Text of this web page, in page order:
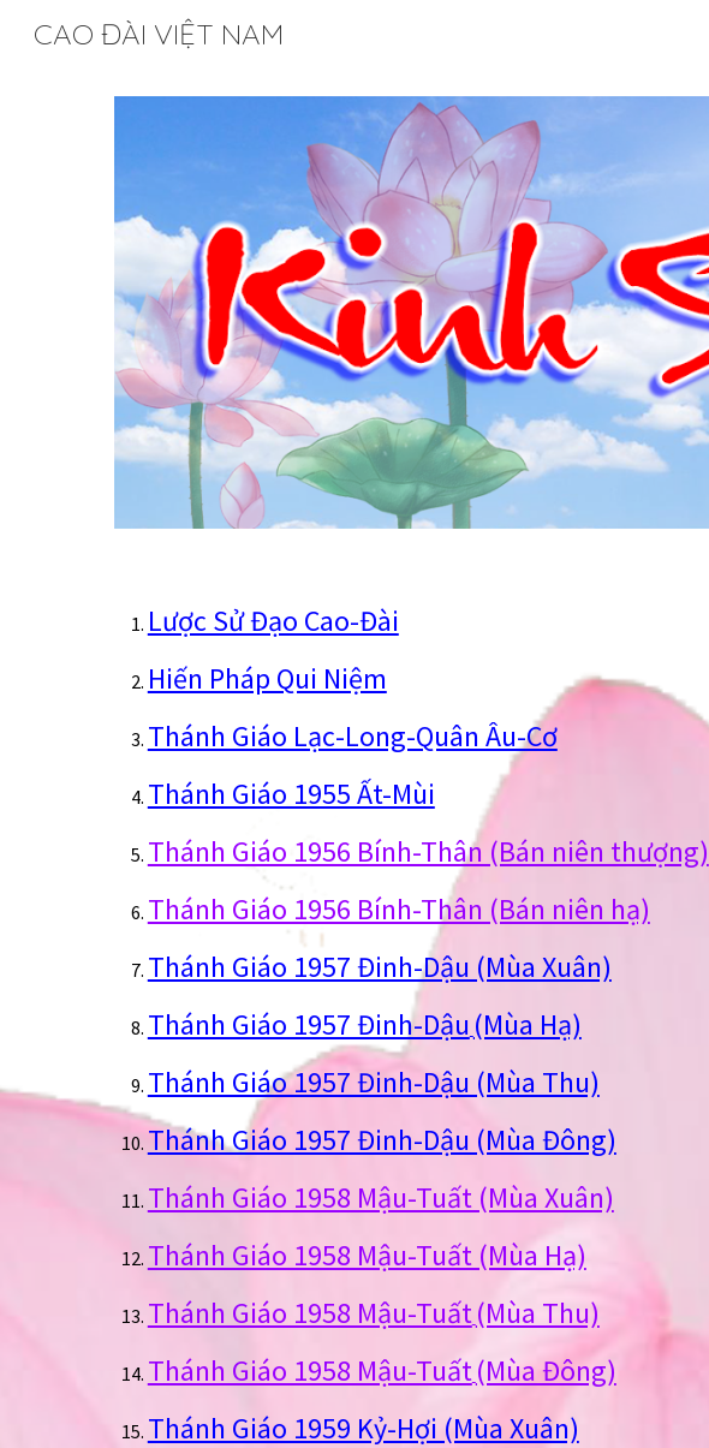
CAO ĐÀI VIỆT NAM
Lược Sử Đạo Cao-Đài
Hiến Pháp Qui Niệm
Thánh Giáo Lạc-Long-Quân Âu-Cơ
Thánh Giáo 1955 Ất-Mùi
Thánh Giáo 1956 Bính-Thân (Bán niên thượng)
Thánh Giáo 1956 Bính-Thân (Bán niên hạ)
Thánh Giáo 1957 Đinh-Dậu (Mùa Xuân)
Thánh Giáo 1957 Đinh-Dậu (Mùa Hạ)
Thánh Giáo 1957 Đinh-Dậu (Mùa Thu)
Thánh Giáo 1957 Đinh-Dậu (Mùa Đông)
Thánh Giáo 1958 Mậu-Tuất (Mùa Xuân)
Thánh Giáo 1958 Mậu-Tuất (Mùa Hạ)
Thánh Giáo 1958 Mậu-Tuất(Mùa Thu)
Thánh Giáo 1958 Mậu-Tuất(Mùa Đông)
Thánh Giáo 1959 Kỷ-Hợi (Mùa Xuân)